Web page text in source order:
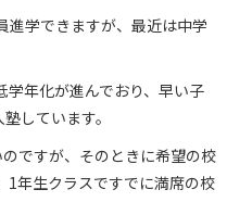
進学できますが、最近は中学
学年化が進んでおり、早い子
しています。
ですが、そのときに希望の校
1年生クラスですでに満席の校